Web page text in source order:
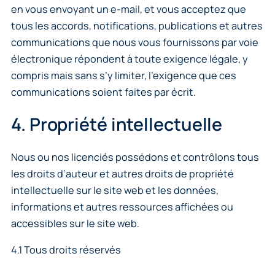
en vous envoyant un e-mail, et vous acceptez que
tous les accords, notifications, publications et autres
communications que nous vous fournissons par voie
électronique répondent à toute exigence légale, y
compris mais sans s’y limiter, l’exigence que ces
communications soient faites par écrit.
4. Propriété intellectuelle
Nous ou nos licenciés possédons et contrôlons tous
les droits d’auteur et autres droits de propriété
intellectuelle sur le site web et les données,
informations et autres ressources affichées ou
accessibles sur le site web.
4.1 Tous droits réservés